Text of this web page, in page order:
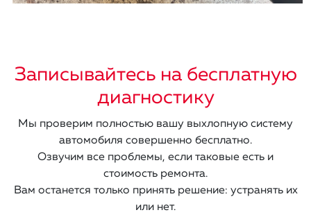
Записывайтесь на бесплатную
диагностику
Мы проверим полностью вашу выхлопную систему
автомобиля совершенно бесплатно.
Озвучим все проблемы, если таковые есть и
стоимость ремонта.
Вам останется только принять решение: устранять их
или нет.